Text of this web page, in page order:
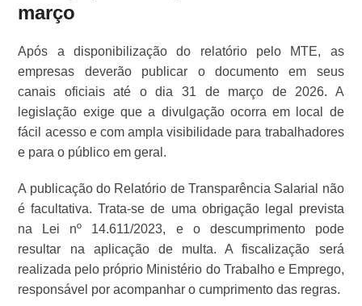
março
Após a disponibilização do relatório pelo MTE, as
empresas deverão publicar o documento em seus
canais oficiais até o dia 31 de março de 2026. A
legislação exige que a divulgação ocorra em local de
fácil acesso e com ampla visibilidade para trabalhadores
e para o público em geral.
A publicação do Relatório de Transparência Salarial não
é facultativa. Trata-se de uma obrigação legal prevista
na Lei nº 14.611/2023, e o descumprimento pode
resultar na aplicação de multa. A fiscalização será
realizada pelo próprio Ministério do Trabalho e Emprego,
responsável por acompanhar o cumprimento das regras.